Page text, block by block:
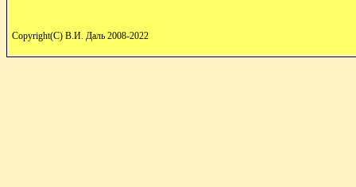
Copyright(C) В.И. Даль 2008-2022